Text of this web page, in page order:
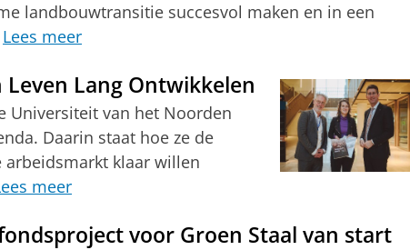
landbouwtransitie succesvol maken en in een
Lees meer
Lang Ontwikkelen
Universiteit van het Noorden
Daarin staat hoe ze de
klaar willen
meer
voor Groen Staal van start